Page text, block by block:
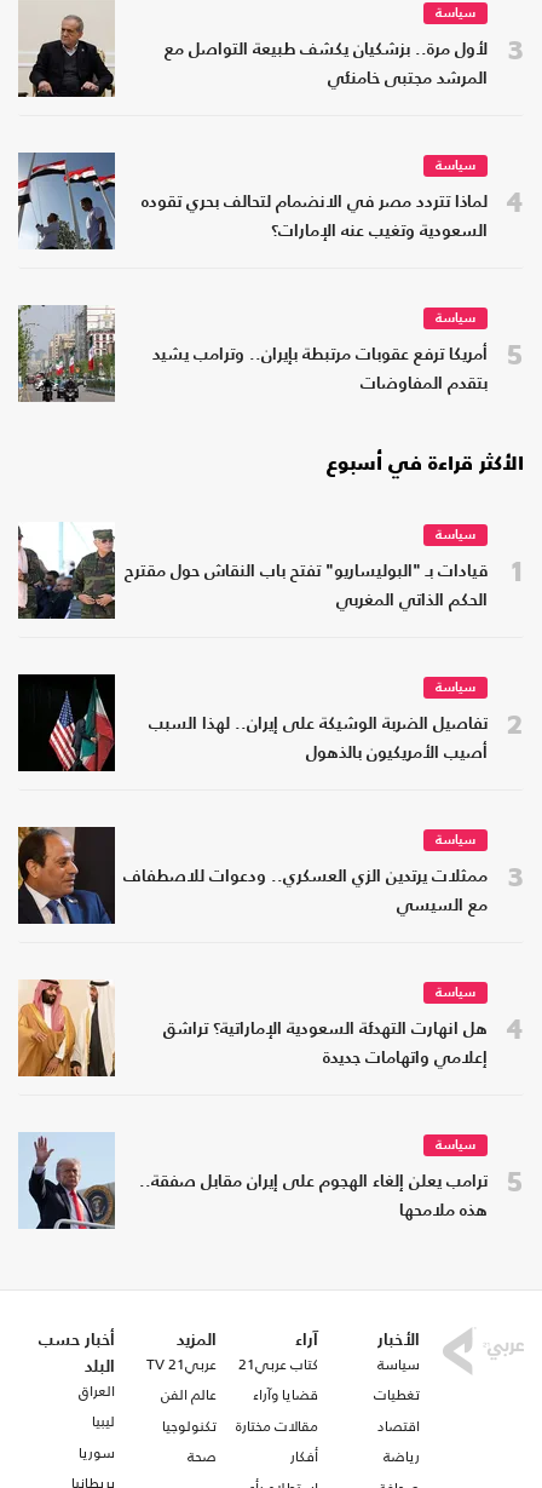
3
سياسة
لأول مرة.. بزشكيان يكشف طبيعة التواصل مع
المرشد مجتبى خامنئي
4
سياسة
لماذا تتردد مصر في الانضمام لتحالف بحري تقوده
السعودية وتغيب عنه الإمارات؟
5
سياسة
أمريكا ترفع عقوبات مرتبطة بإيران.. وترامب يشيد
بتقدم المفاوضات
الأكثر قراءة في أسبوع
1
سياسة
قيادات بـ "البوليساريو" تفتح باب النقاش حول مقترح
الحكم الذاتي المغربي
2
سياسة
تفاصيل الضربة الوشيكة على إيران.. لهذا السبب
أصيب الأمريكيون بالذهول
3
سياسة
ممثلات يرتدين الزي العسكري.. ودعوات للاصطفاف
مع السيسي
4
سياسة
هل انهارت التهدئة السعودية الإماراتية؟ تراشق
إعلامي واتهامات جديدة
5
سياسة
ترامب يعلن إلغاء الهجوم على إيران مقابل صفقة..
هذه ملامحها
الأخبار
سياسة
تغطيات
اقتصاد
رياضة
آراء
كتاب عربي21
قضايا وآراء
مقالات مختارة
أفكار
المزيد
عربي21 TV
عالم الفن
تكنولوجيا
صحة
أخبار حسب
البلد
العراق
ليبيا
سوريا